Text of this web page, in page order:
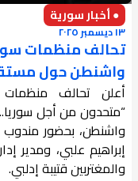
● أخبار سورية
١٣ ديسمبر ٢٠٢٥
تحالف منظمات
واشنطن حول
أعلن تحالف منظمات
“متحدون من أجل
واشنطن، بحضور مندوب
إبراهيم علبي، ومدير
والمغتربين قتيبة إدلبي.